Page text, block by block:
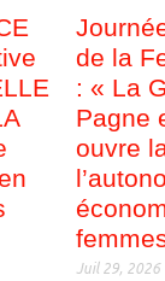
de la
: « La
Pagne
ouvre
Juil 29, 2026